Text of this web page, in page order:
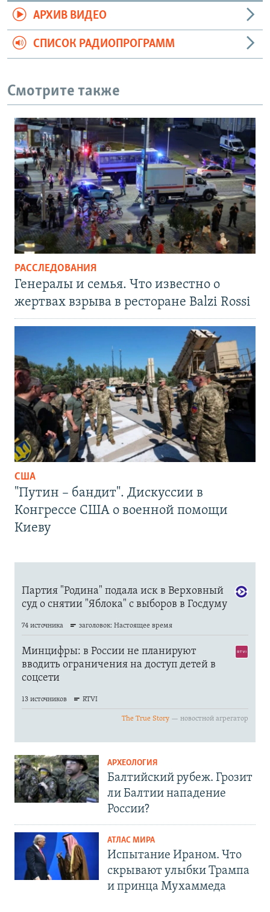
АРХИВ ВИДЕО
СПИСОК РАДИОПРОГРАММ
Смотрите также
РАССЛЕДОВАНИЯ
Генералы и семья. Что известно о
жертвах взрыва в ресторане Balzi Rossi
США
"Путин – бандит". Дискуссии в
Конгрессе США о военной помощи
Киеву
АРХЕОЛОГИЯ
Балтийский рубеж. Грозит
ли Балтии нападение
России?
АТЛАС МИРА
Испытание Ираном. Что
скрывают улыбки Трампа
и принца Мухаммеда